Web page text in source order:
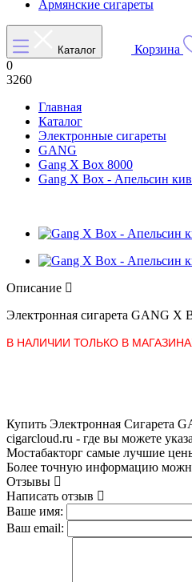
Армянские сигареты
Каталог Корзина
0
3260
Главная
Каталог
Электронные сигареты
GANG
Gang X Box 8000
Gang X Box - Апельсин
Описание
Электронная сигарета GANG X
В НАЛИЧИИ ТОЛЬКО В
Купить Электронная Сигарета
cigarcloud.ru - где вы можете
Мостабакторг самые лучшие
Более точную информацию
Отзывы
Написать отзыв
Ваше имя:
Ваш email: